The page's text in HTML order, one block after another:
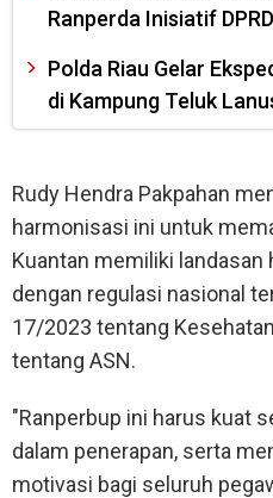
Ranperda Inisiatif
Polda Riau Gelar
di Kampung Teluk
Rudy Hendra Pakpahan
harmonisasi ini untuk
Kuantan memiliki landasan
dengan regulasi nasional
17/2023 tentang
tentang ASN.
"Ranperbup ini harus kuat
dalam penerapan, serta
motivasi bagi seluruh